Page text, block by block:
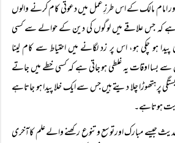
امام مالک کے اس طرزِ عمل میں دعوتی کام کرنے والوں
کہ جس علاقے میں لوگوں کی دین کے حوالے سے کسی
ہو چکی ہو، اس پر زد لگانے میں احتیاط سے کام لینا
بسا اوقات یہ غلطی ہو جاتی ہے کہ کسی خطے میں جاتے
پرہتھوڑا چلا دیتے ہیں جس سے ایک خلا پیدا ہو جاتاہے
ہوتاہے۔
جیسے مبارک اورتوسع وتنوع رکھنے والے علم کاآخری